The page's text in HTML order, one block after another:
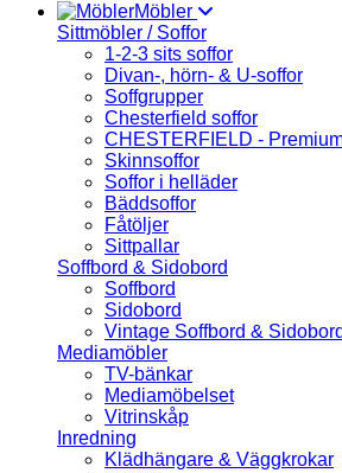
Möbler
Sittmöbler / Soffor
1-2-3 sits soffor
Divan-, hörn- & U-soffor
Soffgrupper
Chesterfield soffor
CHESTERFIELD -
Skinnsoffor
Soffor i helläder
Bäddsoffor
Fåtöljer
Sittpallar
Soffbord & Sidobord
Soffbord
Sidobord
Vintage Soffbord & Sidobord
Mediamöbler
TV-bänkar
Mediamöbelset
Vitrinskåp
Inredning
Klädhängare & Väggkrokar